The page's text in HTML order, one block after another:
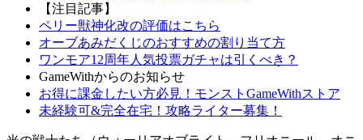
【注目記事】
ペリー獣神化改の評価はこちら
オーブあみだくじのおすすめの割り当て方
ワンモア12周年人気投票ガチャは引くべき？
GameWithからのお知らせ
お得に課金したい方必見！モンストGameWithストア
未経験可&完全在宅！攻略ライター募集！